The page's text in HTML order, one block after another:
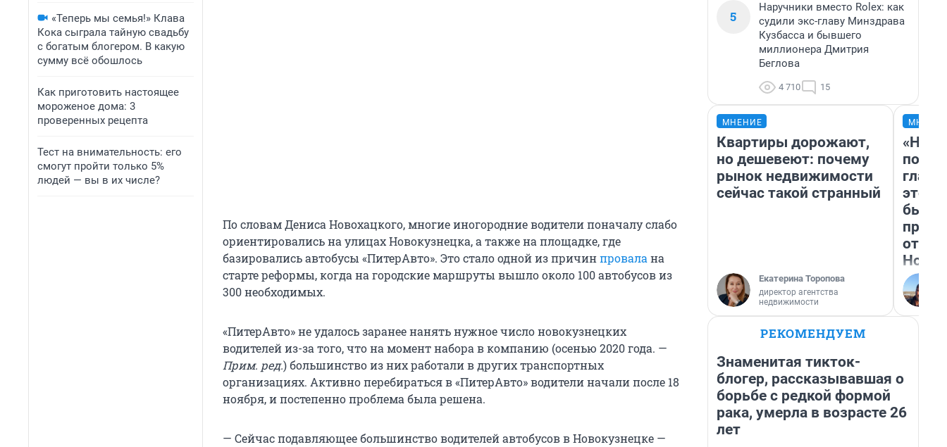
«Теперь мы семья!» Клава
Кока сыграла тайную свадьбу
с богатым блогером. В какую
сумму всё обошлось
Как приготовить настоящее
мороженое дома: 3
проверенных рецепта
Тест на внимательность: его
смогут пройти только 5%
людей — вы в их числе?
По словам Дениса Новохацкого, многие иногородние водители поначалу слабо
ориентировались на улицах Новокузнецка, а также на площадке, где
базировались автобусы «ПитерАвто». Это стало одной из причинпровала на
старте реформы, когда на городские маршруты вышло около 100 автобусов из
300 необходимых.
«ПитерАвто» не удалось заранее нанять нужное число новокузнецких
водителей из-за того, что на момент набора в компанию (осенью 2020 года. —
Прим. ред.) большинство из них работали в других транспортных
организациях. Активно перебираться в «ПитерАвто» водители начали после 18
ноября, и постепенно проблема была решена.
— Сейчас подавляющее большинство водителей автобусов в Новокузнецке —
5
Наручники вместо Rolex: как
судили экс-главу Минздрава
Кузбасса и бывшего
миллионера Дмитрия
Беглова
4 710 15
МНЕНИЕ
Квартиры дорожают,
но дешевеют: почему
рынок недвижимости
сейчас такой странный
Екатерина Торопова
директор агентства
недвижимости
этого
бьет
РЕКОМЕНДУЕМ
Знаменитая тикток-
блогер, рассказывавшая о
борьбе с редкой формой
рака, умерла в возрасте 26
лет